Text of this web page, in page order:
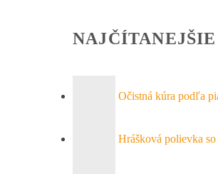
NAJČÍTANEJŠIE
Očistná kúra podľa
Hrášková polievka so